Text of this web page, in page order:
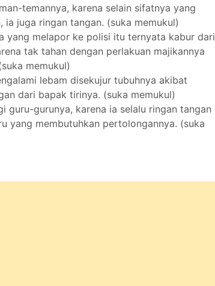
temannya, karena selain sifatnya yang
ia juga ringan tangan. (suka memukul)
yang melapor ke polisi itu ternyata kabur dari
tak tahan dengan perlakuan majikannya
memukul)
lebam disekujur tubuhnya akibat
dari bapak tirinya. (suka memukul)
guru-gurunya, karena ia selalu ringan tangan
yang membutuhkan pertolongannya. (suka